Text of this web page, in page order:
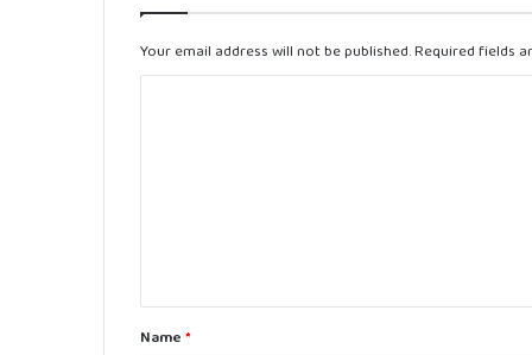
Your email address will not be published.Required fields
t
*Name *